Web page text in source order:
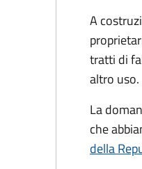
A
tratti di
altro uso.
La
che
della